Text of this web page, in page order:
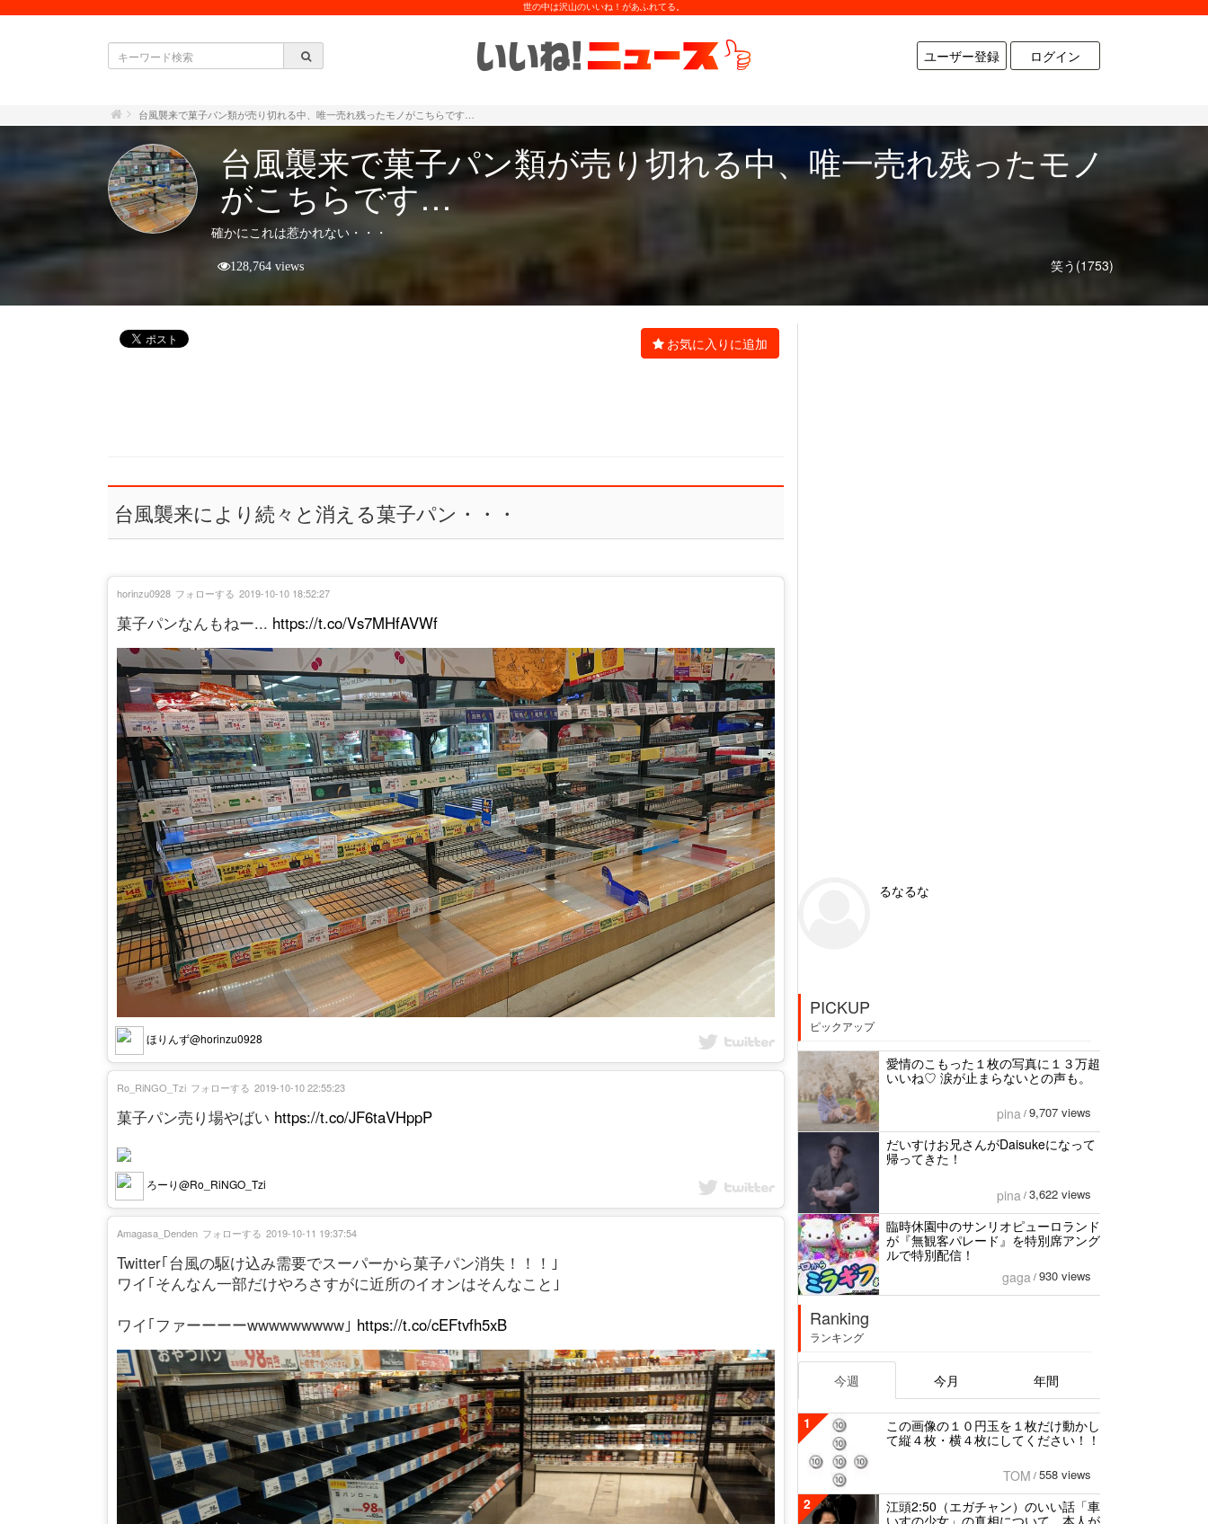
世の中は沢山のいいね！があふれてる。
ユーザー登録 ログイン
台風襲来で菓子パン類が売り切れる中、唯一売れ残ったモノがこちらです…
台風襲来で菓子パン類が売り切れる中、唯一売れ残ったモノ
がこちらです…
確かにこれは惹かれない・・・
笑う(1753)
128,764 views
お気に入りに追加
台風襲来により続々と消える菓子パン・・・
菓子パンなんもねー... https://t.co/Vs7MHfAVWf
ほりんず@horinzu0928
horinzu0928 フォローする 2019-10-10 18:52:27
菓子パン売り場やばい https://t.co/JF6taVHppP
ろーり@Ro_RiNGO_Tzi
Ro_RiNGO_Tzi フォローする 2019-10-10 22:55:23
Twitter｢台風の駆け込み需要でスーパーから菓子パン消失！！！｣
ワイ｢そんなん一部だけやろさすがに近所のイオンはそんなこと｣
ワイ｢ファーーーーwwwwwwwww｣ https://t.co/cEFtvfh5xB
Amagasa_Denden フォローする 2019-10-11 19:37:54
るなるな
PICKUP
ピックアップ
愛情のこもった１枚の写真に１３万超
いいね♡ 涙が止まらないとの声も。
pina / 9,707 views
だいすけお兄さんがDaisukeになって
帰ってきた！
pina / 3,622 views
臨時休園中のサンリオピューロランド
が『無観客パレード』を特別席アング
ルで特別配信！
gaga / 930 views
Ranking
ランキング
今週 今月 年間
1
この画像の１０円玉を１枚だけ動かし
て縦４枚・横４枚にしてください！！
TOM / 558 views
2
江頭2:50（エガチャン）のいい話「車
いすの少女」の真相について、本人が